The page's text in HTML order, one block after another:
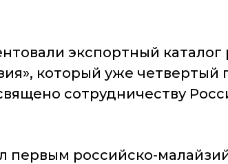
экспортный
который уже четвертый
сотрудничеству
первым российско-